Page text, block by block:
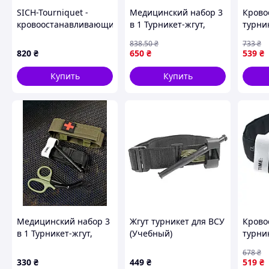
SICH-Tourniquet -
кровоостанавливающий
820 ₴
Купить
Медицинский набор 3
в 1 Турникет-жгут,
маленькие
тактические
медицинские
ножницы EMT черный
650 ₴
838.50₴
Купить
и
CAT
539 ₴
733₴
Медицинский набор 3
в 1 Турникет-жгут,
маленькие
330 ₴
Жгут турникет для ВСУ
(Учебный)
449 ₴
и
519 ₴
678₴